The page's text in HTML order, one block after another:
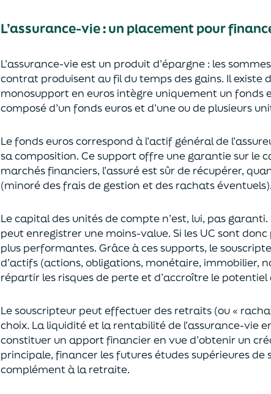
L’assurance-vie : un placement pour
L’assurance-vie est un produit d’épargne : les
contrat produisent au fil du temps des gains. Il existe
monosupport en euros intègre uniquement un fonds
composé d’un fonds euros et d’une ou de plusieurs
Le fonds euros correspond à l’actif général de
sa composition. Ce support offre une garantie sur le
marchés financiers, l’assuré est sûr de récupérer,
(minoré des frais de gestion et des rachats éventuels).
Le capital des unités de compte n’est, lui, pas garanti.
peut enregistrer une moins-value. Si les UC sont
plus performantes. Grâce à ces supports, le
d’actifs (actions, obligations, monétaire, immobilier,
répartir les risques de perte et d’accroître le potentiel
Le souscripteur peut effectuer des retraits (ou «
choix. Laliquiditéet la rentabilité de l’assurance-vie
constituer un apport financier en vued’obtenir un
principale, financer les futures études supérieures de
complément à la retraite.